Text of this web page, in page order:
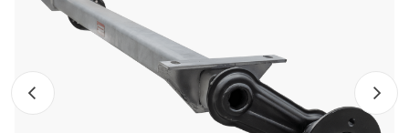
Előző fotó